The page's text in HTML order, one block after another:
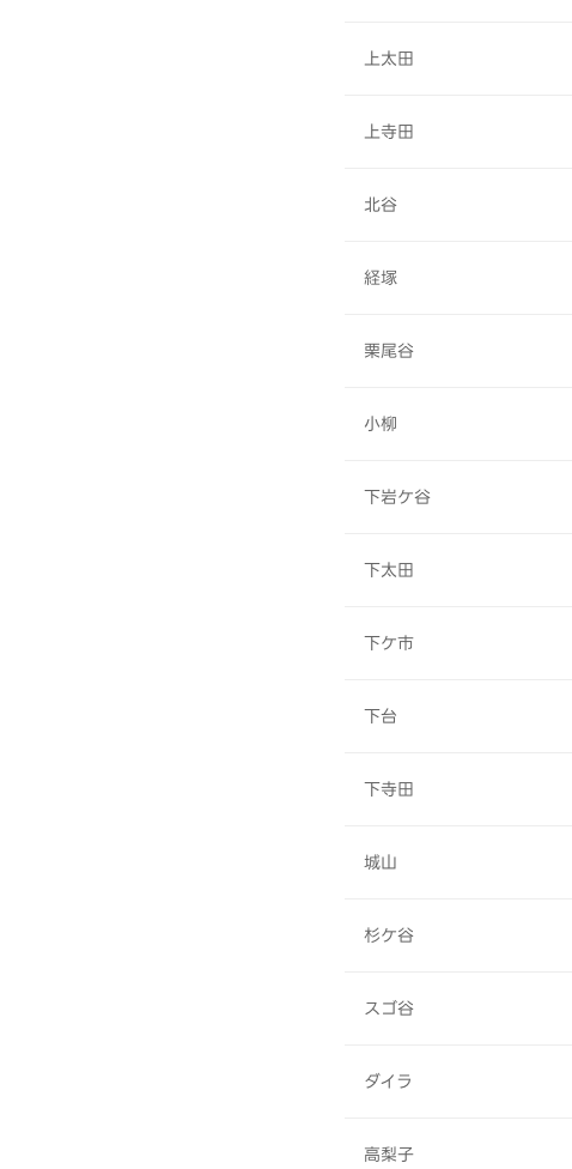
上太田
上寺田
北谷
経塚
栗尾谷
小柳
下岩ケ谷
下太田
下ケ市
下台
下寺田
城山
杉ケ谷
スゴ谷
ダイラ
高梨子